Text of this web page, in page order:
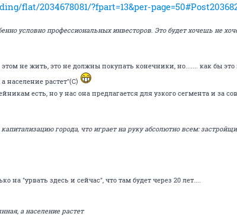
flat/2034678081/?fpart=13&per-
условно профессиональных инвесторов. Это будет хочешь не
не жить, это не должны покупать конечники, но....... как бы
население растет"(С)
есть, но у нас она предлагается для узкого сегмента и за
города, что играет на руку абсолютно всем:
на "урвать здесь и сейчас", что там будет через 20 лет....
а население растет